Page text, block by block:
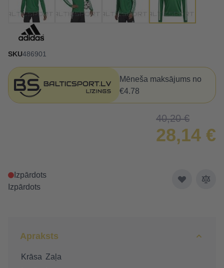
SKU486901
Mēneša maksājums no
€4.78
40,20 €
28,14 €
Izpārdots
Izpārdots
Apraksts
Krāsa Zaļa